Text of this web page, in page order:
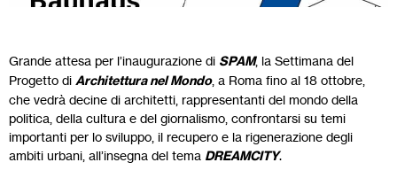
Grande attesa per l’inaugurazione di SPAM, la Settimana del
Progetto di Architettura nel Mondo, a Roma fino al 18 ottobre,
che vedrà decine di architetti, rappresentanti del mondo della
politica, della cultura e del giornalismo, confrontarsi su temi
importanti per lo sviluppo, il recupero e la rigenerazione degli
ambiti urbani, all’insegna del tema DREAMCITY.